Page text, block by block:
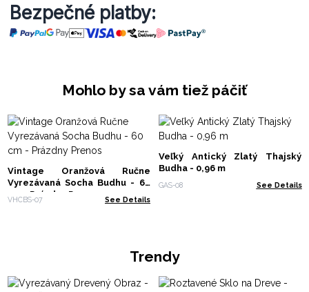
Bezpečné platby:
Mohlo by sa vám tiež páčiť
Vintage Oranžová Ručne
Vyrezávaná Socha Budhu - 60
cm - Prázdny Prenos
VHCBS-07 See Details
Veľký Antický Zlatý Thajský
Budha - 0,96 m
GAS-08 See Details
Trendy